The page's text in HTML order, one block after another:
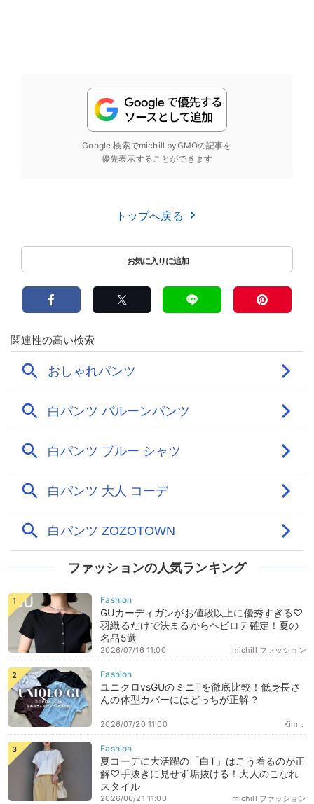
Google 検索でmichill byGMOの記事を
優先表示することができます
トップへ戻る
ファッションの人気ランキング
GUカーディガンがお値段以上に優秀すぎる♡
羽織るだけで決まるからヘビロテ確定！夏の
名品5選
michill ファッション
2026/07/16 11:00
ユニクロvsGUのミニTを徹底比較！低身長さ
んの体型カバーにはどっちが正解？
Kim．
2026/07/20 11:00
夏コーデに大活躍の「白T」はこう着るのが正
解♡手抜きに見せず垢抜ける！大人のこなれ
スタイル
michill ファッション
2026/06/21 11:00